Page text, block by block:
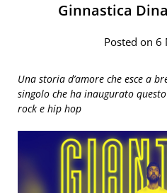
Ginnastica
Posted on 6
Una storia d’amore che esce a
singolo che ha inaugurato
rock e hip hop